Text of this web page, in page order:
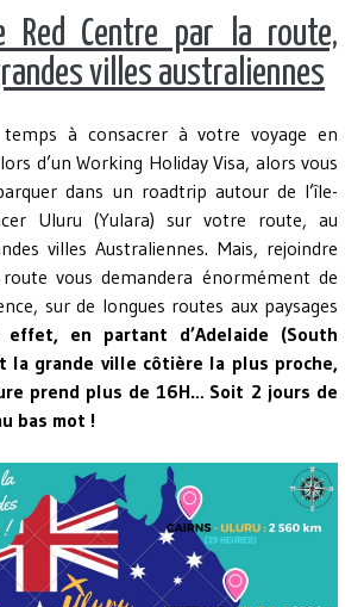
Red Centre par la route,
villes australiennes
à consacrer à votre voyage en
d’un Working Holiday Visa, alors vous
dans un roadtrip autour de l’île-
Uluru (Yulara) sur votre route, au
villes Australiennes. Mais, rejoindre
vous demandera énormément de
sur de longues routes aux paysages
effet, en partant d’Adelaide (South
la grande ville côtière la plus proche,
prend plus de 16H… Soit 2 jours de
bas mot !